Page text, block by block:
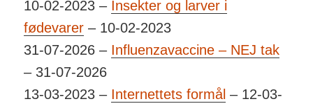
10-02-2023 – Insekter og larver i
fødevarer – 10-02-2023
31-07-2026 – Influenzavaccine – NEJ tak
– 31-07-2026
13-03-2023 – Internettets formål – 12-03-